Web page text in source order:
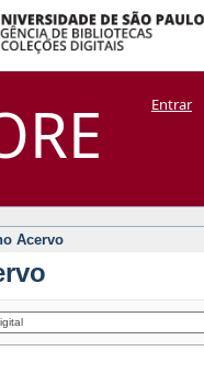
no Acervo
Manakin + CoriscoEntrar
Acervo